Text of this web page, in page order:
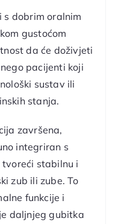
s dobrim oralnim
gustoćom
da će doživjeti
pacijenti koji
sustav ili
stanja.
završena,
integriran s
stabilnu i
zub ili zube. To
funkcije i
daljnjeg gubitka